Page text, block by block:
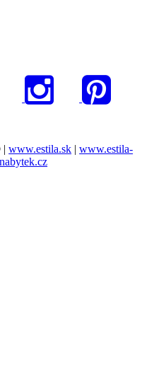
|www.estila.sk |www.estila-
nabytek.cz